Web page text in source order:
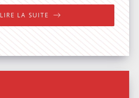
LIRE LA SUITE